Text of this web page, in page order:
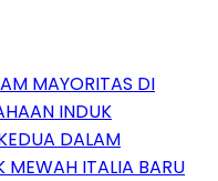
MAYORITAS DI
INDUK
DALAM
MEWAH ITALIA BARU